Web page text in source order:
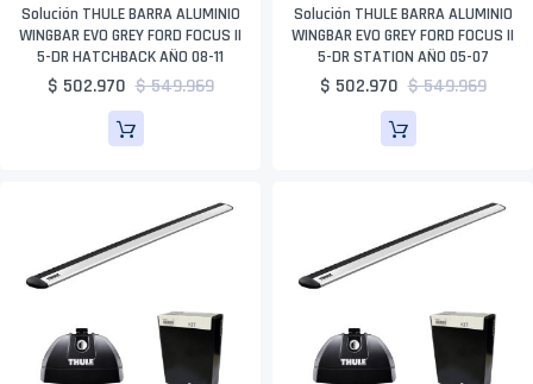
Solución THULE BARRA ALUMINIO
WINGBAR EVO GREY FORD FOCUS II
5-DR HATCHBACK AÑO 08-11
$ 502.970 $ 549.969
Solución THULE BARRA ALUMINIO
WINGBAR EVO GREY FORD FOCUS II
5-DR STATION AÑO 05-07
$ 502.970 $ 549.969